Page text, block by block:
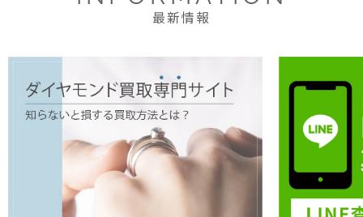
最新情報